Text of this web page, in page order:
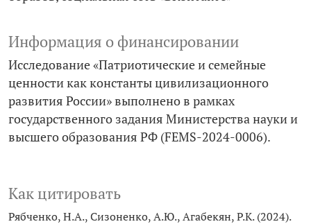
Как цитировать
Рябченко, Н.А., Сизоненко, А.Ю., Агабекян, Р.К. (2024).
Информация о финансировании
Исследование «Патриотические и семейные
ценности как константы цивилизационного
развития России» выполнено в рамках
государственного задания Министерства науки и
высшего образования РФ (FEMS-2024-0006).